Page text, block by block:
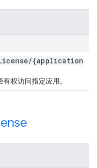
/{application
权访问指定应用。